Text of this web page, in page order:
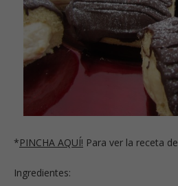
*PINCHA AQUÍ! Para ver la receta de
Ingredientes: